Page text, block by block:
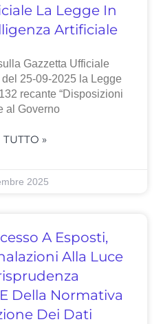
La Legge In
Artificiale
Gazzetta Ufficiale
25-09-2025 la Legge
recante “Disposizioni
al Governo
TUTTO »
2025
A Esposti,
Alla Luce
Della Normativa
Dei Dati